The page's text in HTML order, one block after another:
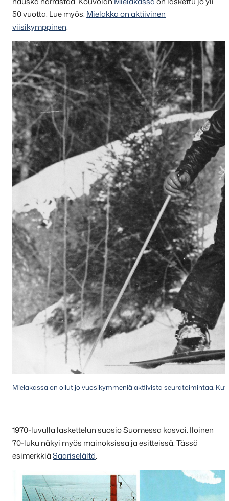
50 vuotta. Lue myös: Mielakka on aktiivinen
viisikymppinen.
Mielakassa on ollut jo vuosikymmeniä aktiivista seuratoimintaa.
1970-luvulla laskettelun suosio Suomessa kasvoi. Iloinen
70-luku näkyi myös mainoksissa ja esitteissä. Tässä
esimerkkiäSaariselältä.